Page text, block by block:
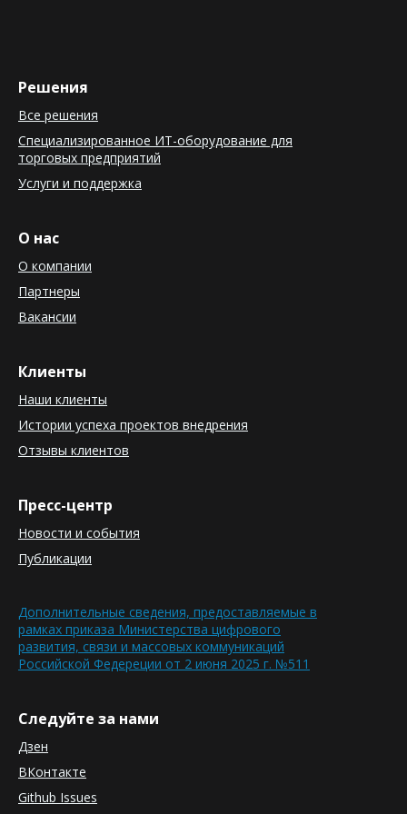
Решения
Все решения
Специализированное ИТ-оборудование для
торговых предприятий
Услуги и поддержка
О нас
О компании
Партнеры
Вакансии
Клиенты
Наши клиенты
Истории успеха проектов внедрения
Отзывы клиентов
Пресс-центр
Новости и события
Публикации
Дополнительные сведения, предоставляемые в
рамках приказа Министерства цифрового
развития, связи и массовых коммуникаций
Российской Федереции от 2 июня 2025 г. №511
Следуйте за нами
Дзен
ВКонтакте
Github Issues